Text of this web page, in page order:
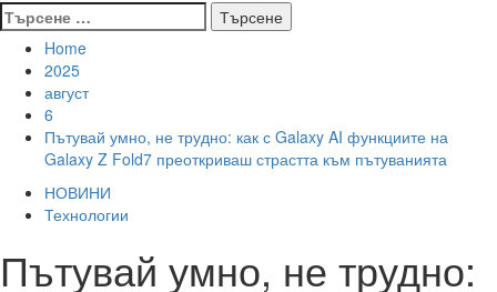
Търсене
за:
Home
2025
август
6
Пътувай умно, не трудно: как с Galaxy AI функциите на
Galaxy Z Fold7 преоткриваш страстта към пътуванията
НОВИНИ
Технологии
Пътувай умно, не трудно: